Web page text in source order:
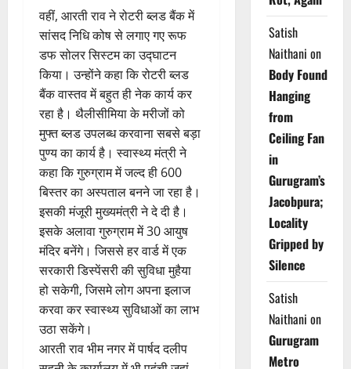
वहीं, आरती राव ने रोटरी ब्लड बैंक में
सांसद निधि कोष से लगाए गए रूफ
डफ सोलर सिस्टम का उद्घाटन
किया। उन्होंने कहा कि रोटरी ब्लड
बैंक वास्तव में बहुत ही नेक कार्य कर
रहा है। थैलीसीमिया के मरीजों को
मुफ्त ब्लड उपलब्ध करवाना सबसे बड़ा
पुण्य का कार्य है। स्वास्थ्य मंत्री ने
कहा कि गुरुग्राम में जल्द ही 600
बिस्तर का अस्पताल बनने जा रहा है।
इसकी मंजूरी मुख्यमंत्री ने दे दी है।
इसके अलावा गुरुग्राम में 30 आयुष
मंदिर बनेंगे। जिससे हर वार्ड में एक
सरकारी डिस्पेंसरी की सुविधा मुहैया
हो सकेगी, जिसमे लोग अपना इलाज
करवा कर स्वास्थ्य सुविधाओं का लाभ
उठा सकेंगे।
आरती राव भीम नगर में पार्षद दलीप
Satish
Naithani on
Body Found
Hanging
from
Ceiling Fan
in
Gurugram’s
Jacobpura;
Locality
Gripped by
Silence
Satish
Naithani on
Gurugram
Metro